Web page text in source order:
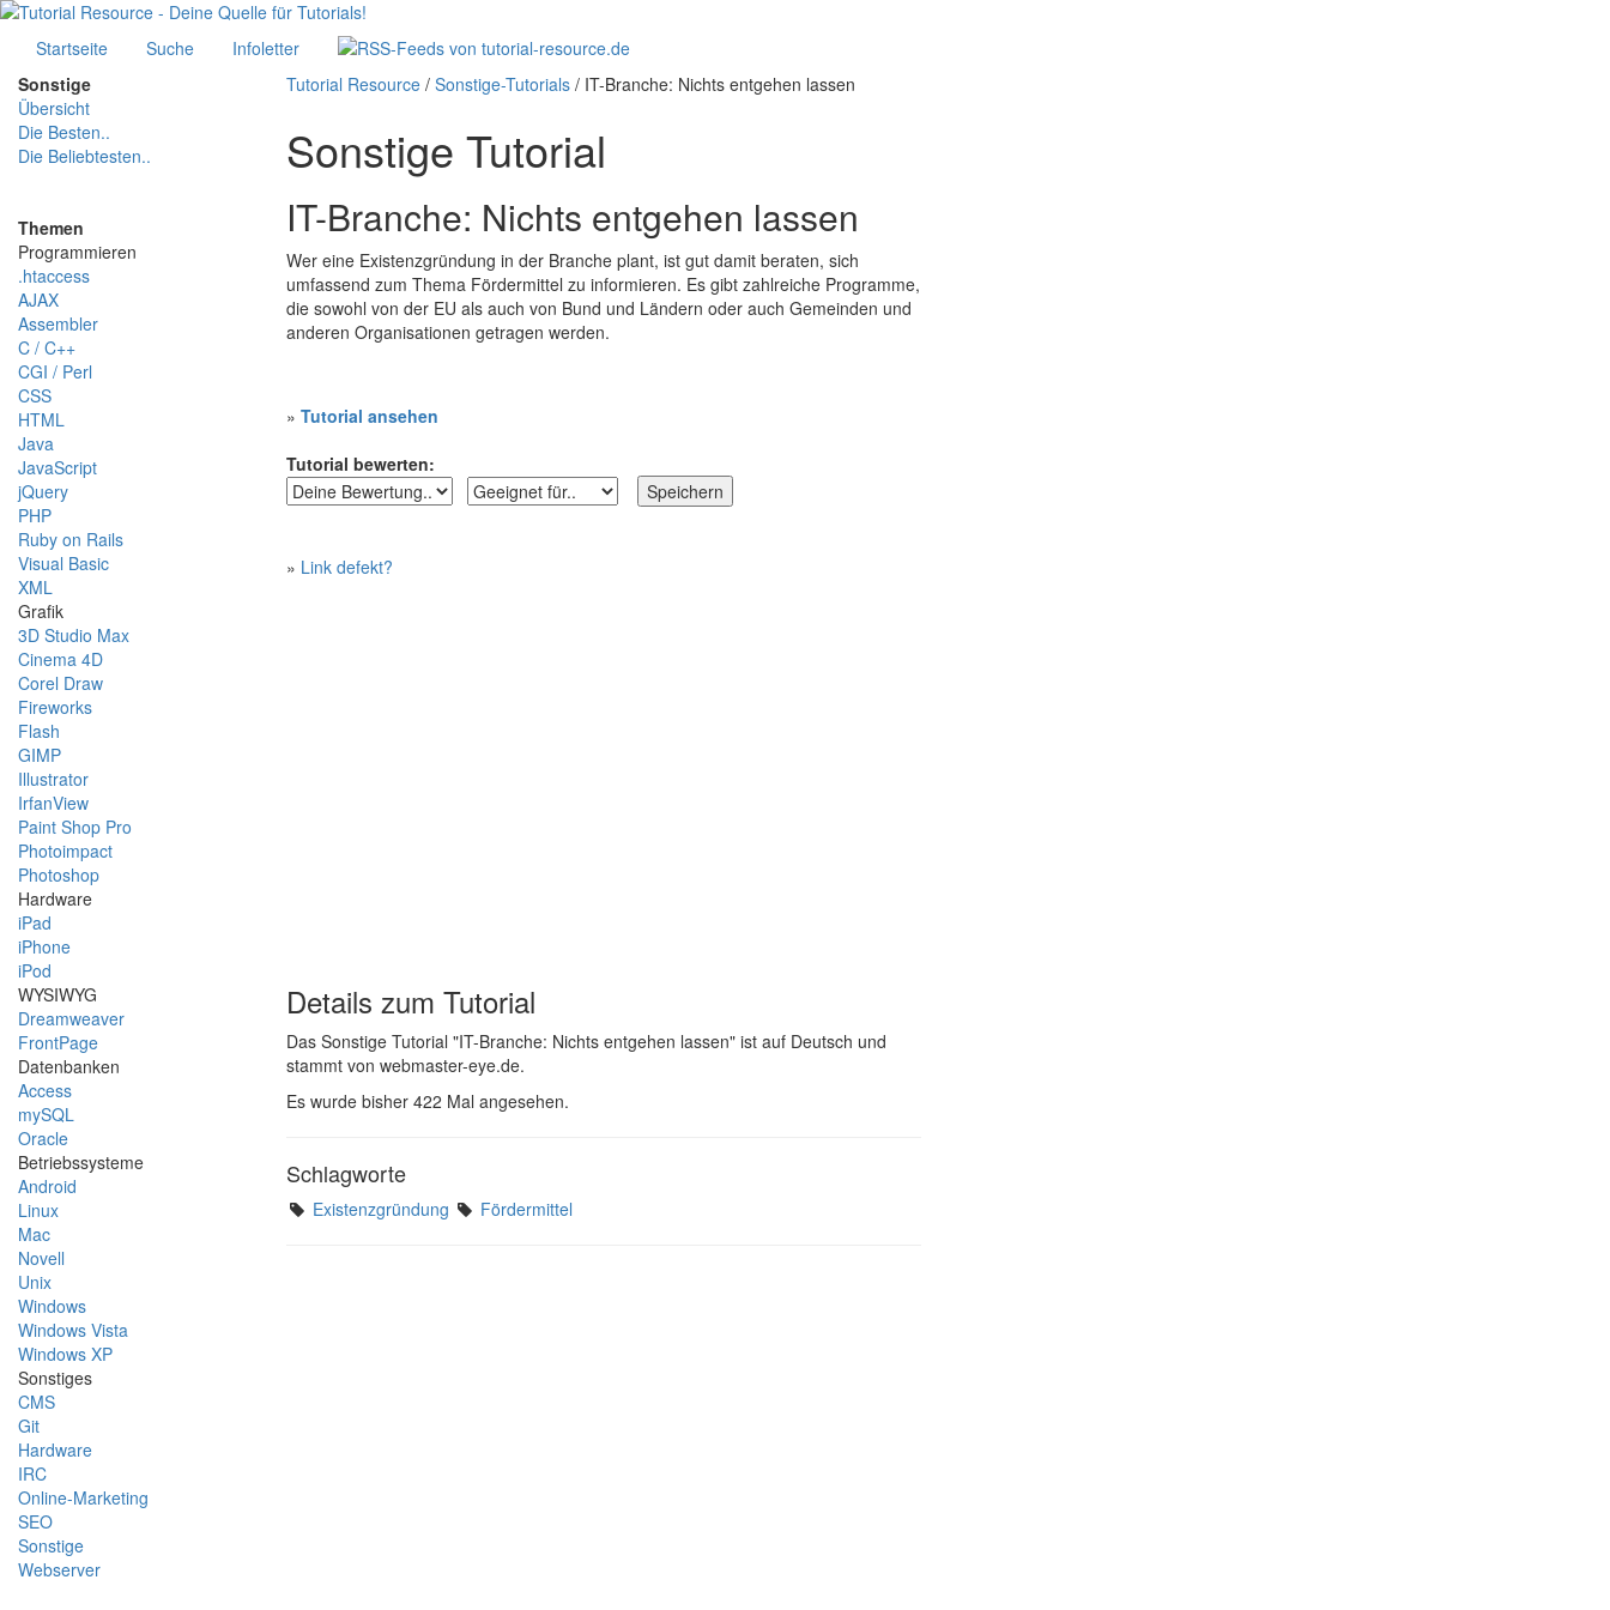
Startseite Suche
Infoletter
Sonstige
Übersicht
Die Besten..
Die Beliebtesten..
Themen
Programmieren
.htaccess
AJAX
Assembler
C / C++
CGI / Perl
CSS
HTML
Java
JavaScript
jQuery
PHP
Ruby on Rails
Visual Basic
XML
Grafik
3D Studio Max
Cinema 4D
Corel Draw
Fireworks
Flash
GIMP
Illustrator
IrfanView
Paint Shop Pro
Photoimpact
Photoshop
Hardware
iPad
iPhone
iPod
WYSIWYG
Dreamweaver
FrontPage
Datenbanken
Access
mySQL
Oracle
Betriebssysteme
Android
Linux
Mac
Novell
Unix
Windows
Windows Vista
Windows XP
Sonstiges
CMS
Git
Hardware
IRC
Online-Marketing
SEO
Sonstige
Webserver
Tutorial Resource / Sonstige-Tutorials / IT-Branche: Nichts entgehen lassen
Sonstige Tutorial
IT-Branche: Nichts entgehen lassen
Wer eine Existenzgründung in der Branche plant, ist gut damit beraten, sich
umfassend zum Thema Fördermittel zu informieren. Es gibt zahlreiche Programme,
die sowohl von der EU als auch von Bund und Ländern oder auch Gemeinden und
anderen Organisationen getragen werden.
» Tutorial ansehen
Tutorial bewerten:
» Link defekt?
Details zum Tutorial
Das Sonstige Tutorial "IT-Branche: Nichts entgehen lassen" ist auf Deutsch und
stammt von webmaster-eye.de.
Es wurde bisher 422 Mal angesehen.
Schlagworte
Existenzgründung Fördermittel